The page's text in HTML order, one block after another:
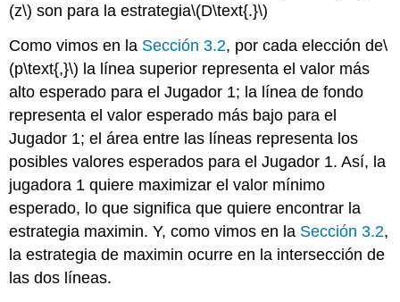
(z\) son para la estrategia\(D\text{.}\)
Como vimos en la Sección 3.2, por cada elección de\
(p\text{,}\) la línea superior representa el valor más
alto esperado para el Jugador 1; la línea de fondo
representa el valor esperado más bajo para el
Jugador 1; el área entre las líneas representa los
posibles valores esperados para el Jugador 1. Así, la
jugadora 1 quiere maximizar el valor mínimo
esperado, lo que significa que quiere encontrar la
estrategia maximin. Y, como vimos en la Sección 3.2,
la estrategia de maximin ocurre en la intersección de
las dos líneas.